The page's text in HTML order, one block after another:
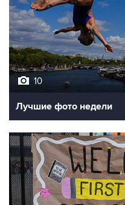
10
Лучшие фото недели